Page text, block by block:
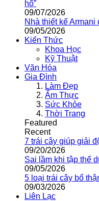
hổ”
09/07/2026
Nhà thiết kế Armani
09/05/2026
Kiến Thức
Khoa Học
Kỹ Thuật
Văn Hóa
Gia Đình
Làm Đẹp
Ẩm Thực
Sức Khỏe
Thời Trang
Featured
Recent
7 trái cây giúp giải
09/20/2026
Sai lầm khi tập thể
09/05/2026
5 loại trái cây bổ
09/03/2026
Liên Lạc